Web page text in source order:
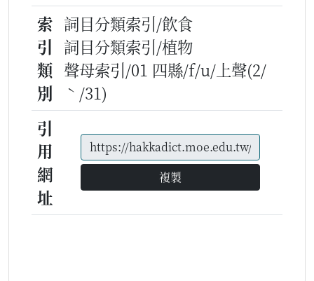
索
引
類
別
詞目分類索引/飲食
詞目分類索引/植物
聲母索引/01 四縣/f/u/上聲(2/
ˋ/31)
引
用
網
址
複製